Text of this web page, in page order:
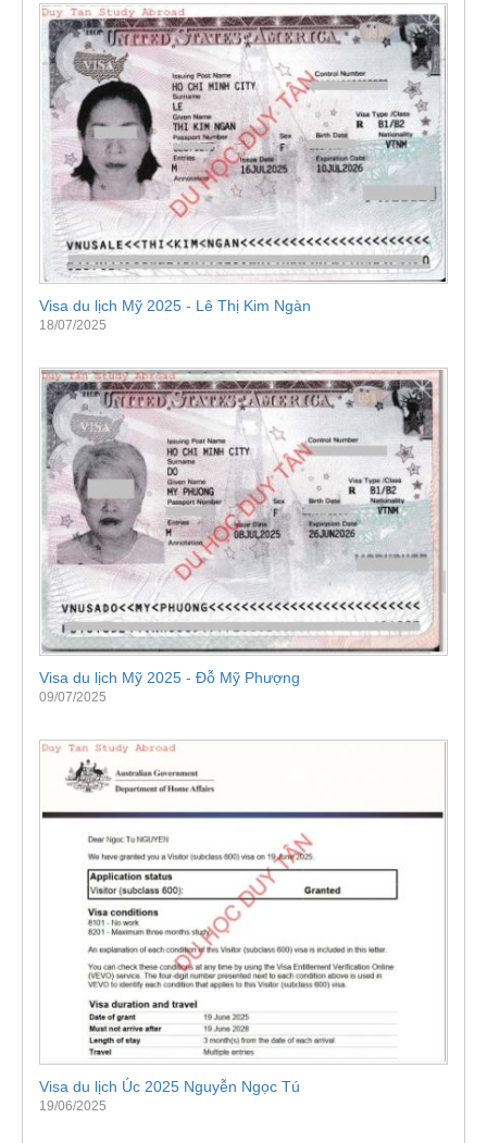
Visa du lịch Mỹ 2025 - Lê Thị Kim Ngàn
18/07/2025
Visa du lịch Mỹ 2025 - Đỗ Mỹ Phượng
09/07/2025
Visa du lịch Úc 2025 Nguyễn Ngọc Tú
19/06/2025